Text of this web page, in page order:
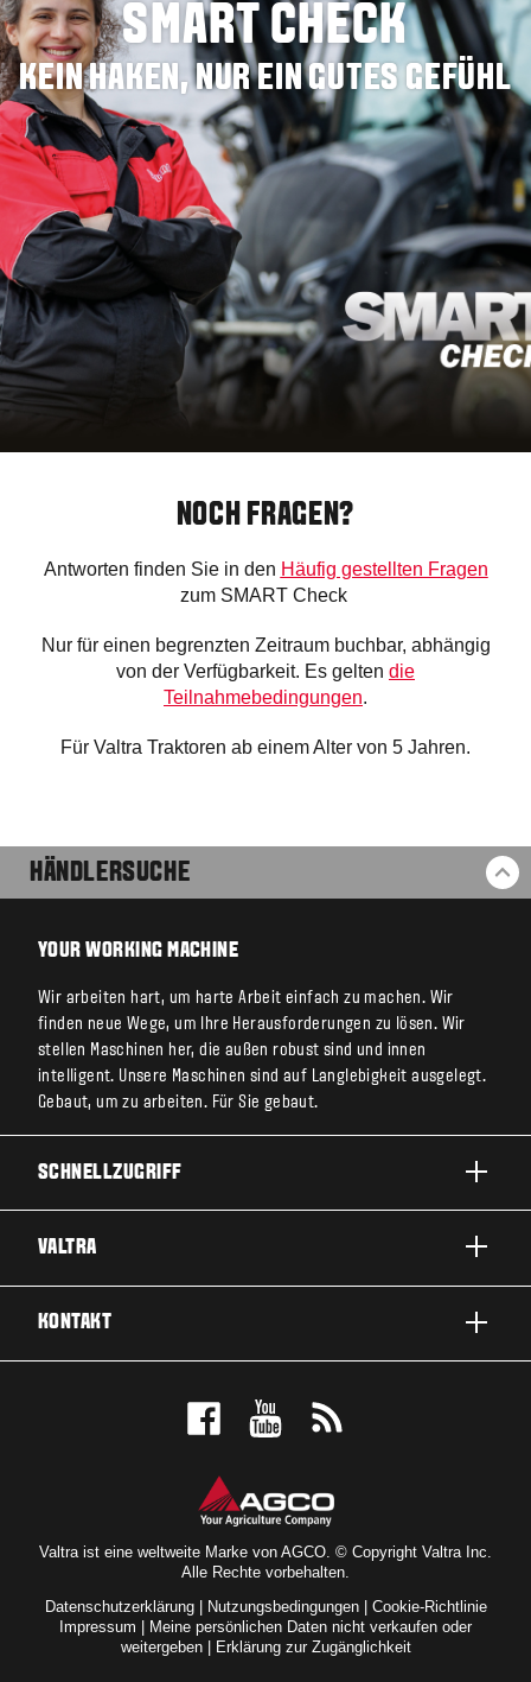
SMART CHECK
KEIN HAKEN, NUR EIN GUTES GEFÜHL
NOCH FRAGEN?
Antworten finden Sie in den Häufig gestellten Fragen
zum SMART Check
Nur für einen begrenzten Zeitraum buchbar, abhängig
von der Verfügbarkeit. Es gelten die
Teilnahmebedingungen.
Für Valtra Traktoren ab einem Alter von 5 Jahren.
HÄNDLERSUCHE
YOUR WORKING MACHINE
Wir arbeiten hart, um harte Arbeit einfach zu machen. Wir
finden neue Wege, um Ihre Herausforderungen zu lösen. Wir
stellen Maschinen her, die außen robust sind und innen
intelligent. Unsere Maschinen sind auf Langlebigkeit ausgelegt.
Gebaut, um zu arbeiten. Für Sie gebaut.
SCHNELLZUGRIFF
SERVICE & REPARATUR
VALTRA
KONTAKT
Valtra ist eine weltweite Marke von AGCO. © Copyright Valtra Inc.
Alle Rechte vorbehalten.
Datenschutzerklärung| Nutzungsbedingungen| Cookie-Richtlinie
Impressum
Meine persönlichen Daten nicht verkaufen oder
weitergeben| Erklärung zur Zugänglichkeit